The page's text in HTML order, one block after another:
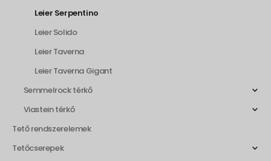
Leier Serpentino
Leier Solido
Leier Taverna
Leier Taverna Gigant
Semmelrock térkő
Viastein térkő
Tető rendszerelemek
Tetőcserepek